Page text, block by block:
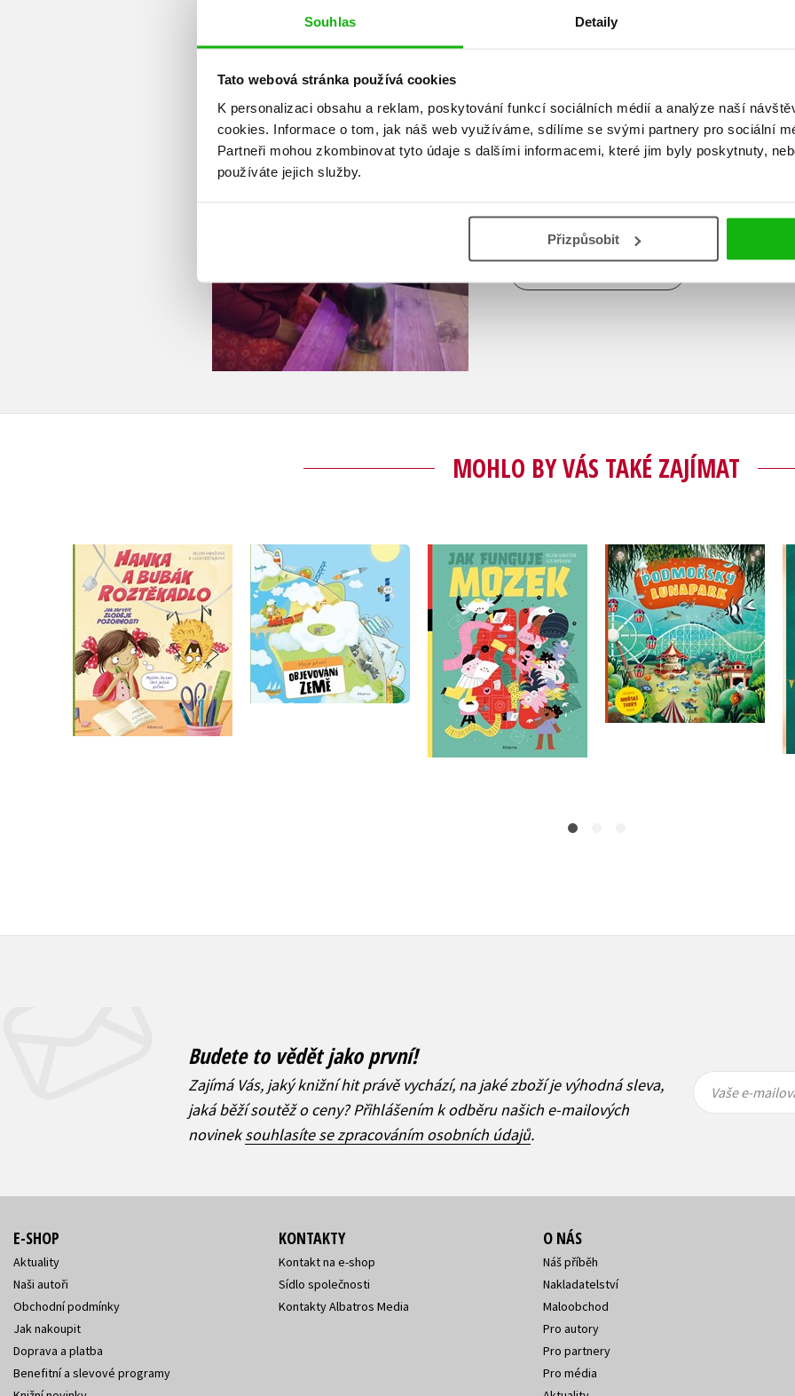
Souhlas Detaily
Tato webová stránka používá cookies
K personalizaci obsahu a reklam, poskytování funkcí sociálních médií a analýze naší
cookies. Informace o tom, jak náš web využíváme, sdílíme se svými partnery pro sociální
Partneři mohou zkombinovat tyto údaje s dalšími informacemi, které jim byly poskytnuty,
používáte jejich služby.
Přizpůsobit
Helena Haraštová pracuje jako redaktorka v
které je součástí zahraničního oddělení
více než 30 zábavně-vzdělávacích knih pro
dětmi.
MOHLO BY VÁS TAKÉ ZAJÍMAT
Hanka a bubák
Roztěkadlo
Helena Haraštová
Do košíku
Moje první objevování
Země
Helena Haraštová
Jak funguje mozek?
Helena Haraštová
Do košíku
269 Kč
215 Kč
Podmořský lunapark
Helena Haraštová
Do košíku
Budete to vědět jako první!
Zajímá Vás, jaký knižní hit právě vychází, na jaké zboží je výhodná sleva,
jaká běží soutěž o ceny? Přihlášením k odběru našich e-mailových
novineksouhlasíte se zpracováním osobních údajů.
mailová
mailová
Vaše e-
E-SHOP
Aktuality
Naši autoři
Obchodní podmínky
Jak nakoupit
Doprava a platba
Benefitní a slevové programy
KONTAKTY
Kontakt na e-shop
Sídlo společnosti
Kontakty Albatros Media
O NÁS
Náš příběh
Nakladatelství
Maloobchod
Pro autory
Pro partnery
Pro média